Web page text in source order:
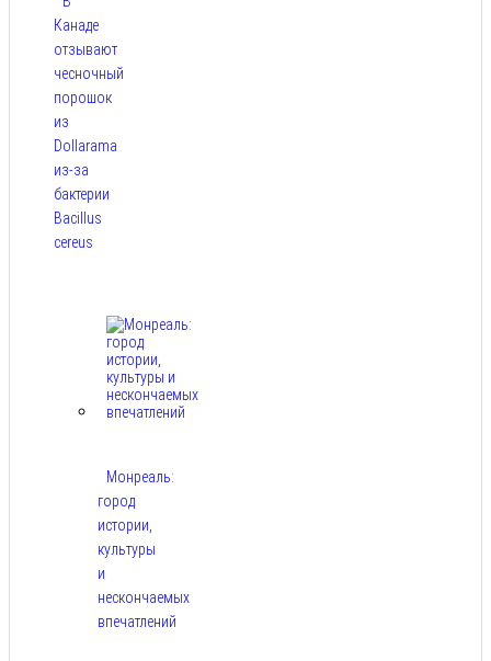
Канаде
отзывают
чесночный
порошок
из
Dollarama
из-за
бактерии
Bacillus
cereus
Монреаль:
город
истории,
культуры
и
нескончаемых
впечатлений